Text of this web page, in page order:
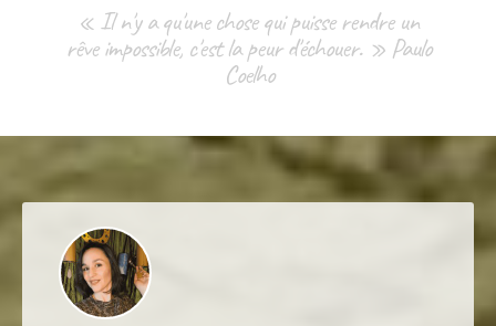
« Il n'y a qu'une chose qui puisse rendre un
rêve impossible, c'est la peur d'échouer. » Paulo
Coelho